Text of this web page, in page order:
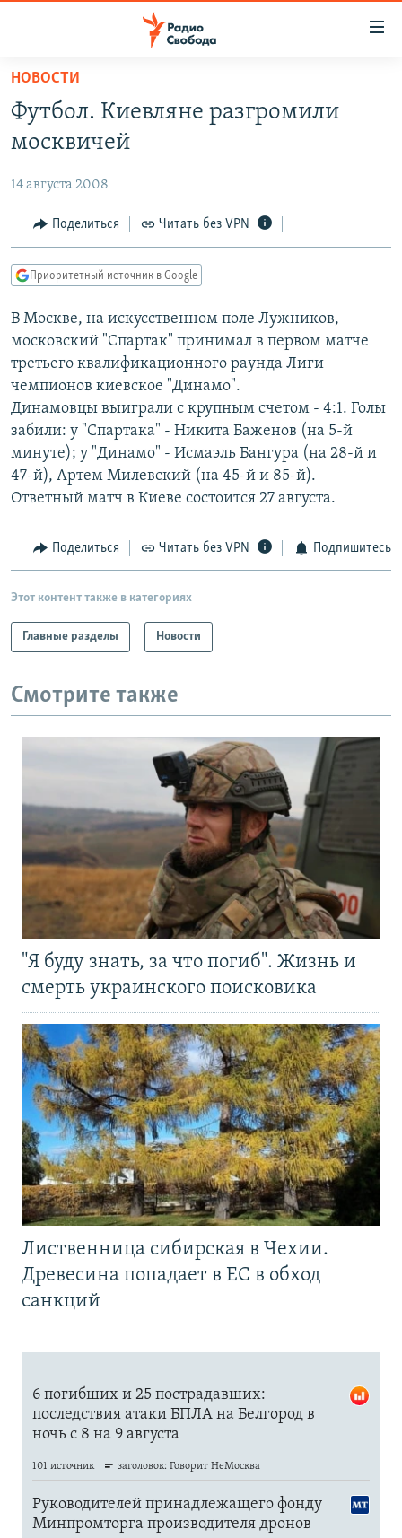
упрощенного
доступа
основному
Вернутся
главной
навигации
Вернутся
поиску
ПРОГРАММЫ
ПОДКАСТЫ
ЦИТАТЫ СВОБОДЫ
МНЕНИЯ
IDEL.РЕАЛИИ
КАВКАЗ.РЕАЛИИ
СИБИРЬ.РЕАЛИИ
РАСПИСАНИЕ ВЕЩАНИЯ
ПОДПИШИТЕСЬ НА РАССЫЛКУ
СОЦИАЛЬНЫЕ СЕТИ
Все сайты РСЕ/РС
НОВОСТИ
Футбол. Киевляне разгромили
москвичей
14 августа 2008
Поделиться Читать без VPN
Приоритетный источник в Google
В Москве, на искусственном поле Лужников,
московский "Спартак" принимал в первом матче
третьего квалификационного раунда Лиги
чемпионов киевское "Динамо".
Динамовцы выиграли с крупным счетом - 4:1. Голы
забили: у "Спартака" - Никита Баженов (на 5-й
минуте); у "Динамо" - Исмаэль Бангура (на 28-й и
47-й), Артем Милевский (на 45-й и 85-й).
Ответный матч в Киеве состоится 27 августа.
Поделиться Читать без VPN Подпишитесь
Этот контент также в категориях
Главные разделы Новости
Смотрите также
"Я буду знать, за что погиб". Жизнь и
смерть украинского поисковика
Лиственница сибирская в Чехии.
Древесина попадает в ЕС в обход
санкций